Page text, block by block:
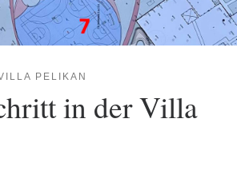
PELIKAN
in der Villa